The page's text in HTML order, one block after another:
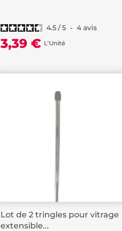
4.5/5 - 4 avis
3,39 € L'Unité
Lot de 2 tringles pour vitrage
extensible...